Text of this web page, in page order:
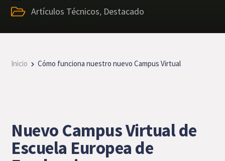
Artículos Técnicos, Destacado
Inicio Cómo funciona nuestro nuevo Campus Virtual
Nuevo Campus Virtual de
Escuela Europea de